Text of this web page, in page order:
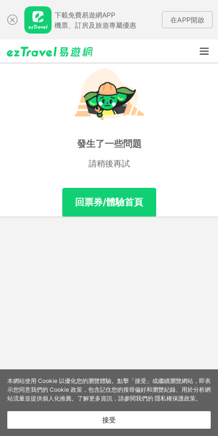
下載免費易遊網APP
機票、訂房及旅遊專屬優惠
在APP開啟
發生了一些問題
請稍後再試
回票券/體驗首頁
本網站使用 Cookie 以優化您的瀏覽體驗。點擊「接受」或繼續瀏覽網站，即表
示您同意我們的 Cookie 政策，包含記住您的搜尋偏好和瀏覽紀錄、用於分析網
站流量並提供個人化推薦。了解更多資訊，請參閱我們的 隱私權保護政策。
接受